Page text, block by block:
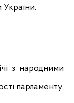
з народними
парламенту.